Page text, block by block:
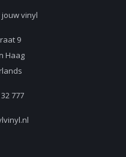
vinyl
9
Haag
777